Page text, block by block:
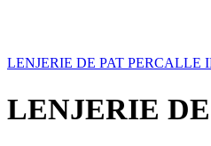
LENJERIE DE PAT PERCALLE
LENJERIE DE